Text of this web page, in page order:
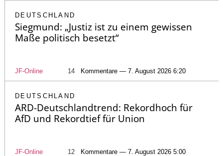
DEUTSCHLAND
Siegmund: „Justiz ist zu einem gewissen
Maße politisch besetzt“
JF-Online 14 Kommentare — 7. August 2026 6:20
DEUTSCHLAND
ARD-Deutschlandtrend: Rekordhoch für
AfD und Rekordtief für Union
JF-Online 12 Kommentare — 7. August 2026 5:00